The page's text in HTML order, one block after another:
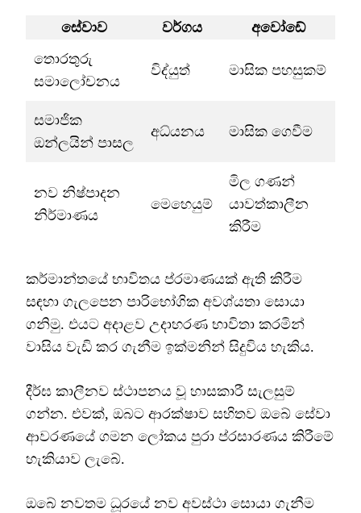
සේවාව වර්ගය
අවෝඩේ
තොරතුරු
සමාලෝචනය
විද්යුත් මාසික පහසුකම්
සමාජික
ඔන්ලයින් පාසල
අධ්යනය මාසික ගෙවීම
නව නිෂ්පාදන
නිර්මාණය
මෙහෙයුම්
මිල ගණන්
යාවත්කාලීන
කිරීම
කර්මාන්තයේ භාවිතය ප්රමාණයක් ඇති කිරීම
සඳහා ගැලපෙන පාරිභෝගික අවශ්යතා සොයා
ගනිමු. එයට අදාළව උදාහරණ භාවිතා කරමින්
වාසිය වැඩි කර ගැනීම ඉක්මනින් සිදුවිය හැකිය.
දීර්ඝ කාලීනව ස්ථාපනය වූ හාසකාරී සැලසුම්
ගන්න. එවක්, ඔබට ආරක්ෂාව සහිතව ඔබේ සේවා
ආවරණයේ ගමන ලෝකය පුරා ප්රසාරණය කිරීමේ
හැකියාව ලැබේ.
ඔබේ නවතම ධූරයේ නව අවස්ථා සොයා ගැනීම